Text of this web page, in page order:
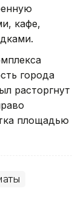
кафе,
города
расторгнут
площадью